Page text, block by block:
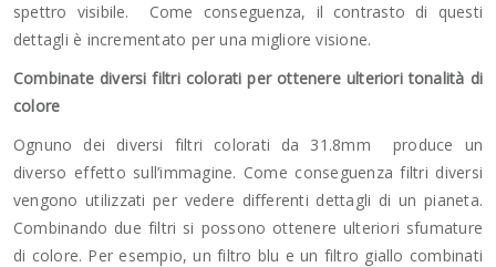
spettro visibile. Come conseguenza, il contrasto di questi
dettagli è incrementato per una migliore visione.
Combinate diversi filtri colorati per ottenere ulteriori tonalità di
colore
Ognuno dei diversi filtri colorati da 31.8mm produce un
diverso effetto sull’immagine. Come conseguenza filtri diversi
vengono utilizzati per vedere differenti dettagli di un pianeta.
Combinando due filtri si possono ottenere ulteriori sfumature
di colore. Per esempio, un filtro blu e un filtro giallo combinati